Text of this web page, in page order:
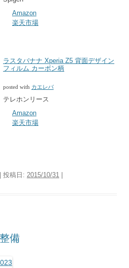
Amazon
楽天市場
ラスタバナナ Xperia Z5 背面デザイン
フィルム カーボン柄
posted with カエレバ
テレホンリース
Amazon
楽天市場
| 投稿日: 2015/10/31
備